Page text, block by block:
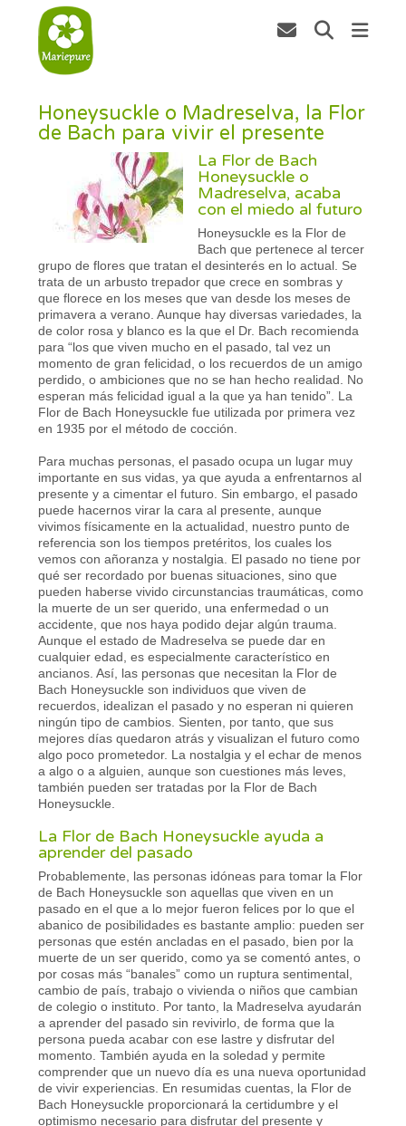
Honeysuckle o Madreselva, la Flor
de Bach para vivir el presente
La Flor de Bach
Honeysuckle o
Madreselva, acaba
con el miedo al futuro
Honeysuckle es la Flor de
Bach que pertenece al tercer
grupo de flores que tratan el desinterés en lo actual. Se
trata de un arbusto trepador que crece en sombras y
que florece en los meses que van desde los meses de
primavera a verano. Aunque hay diversas variedades, la
de color rosa y blanco es la que el Dr. Bach recomienda
para “los que viven mucho en el pasado, tal vez un
momento de gran felicidad, o los recuerdos de un amigo
perdido, o ambiciones que no se han hecho realidad. No
esperan más felicidad igual a la que ya han tenido”. La
Flor de Bach Honeysuckle fue utilizada por primera vez
en 1935 por el método de cocción.
Para muchas personas, el pasado ocupa un lugar muy
importante en sus vidas, ya que ayuda a enfrentarnos al
presente y a cimentar el futuro. Sin embargo, el pasado
puede hacernos virar la cara al presente, aunque
vivimos físicamente en la actualidad, nuestro punto de
referencia son los tiempos pretéritos, los cuales los
vemos con añoranza y nostalgia. El pasado no tiene por
qué ser recordado por buenas situaciones, sino que
pueden haberse vivido circunstancias traumáticas, como
la muerte de un ser querido, una enfermedad o un
accidente, que nos haya podido dejar algún trauma.
Aunque el estado de Madreselva se puede dar en
cualquier edad, es especialmente característico en
ancianos. Así, las personas que necesitan la Flor de
Bach Honeysuckle son individuos que viven de
recuerdos, idealizan el pasado y no esperan ni quieren
ningún tipo de cambios. Sienten, por tanto, que sus
mejores días quedaron atrás y visualizan el futuro como
algo poco prometedor. La nostalgia y el echar de menos
a algo o a alguien, aunque son cuestiones más leves,
también pueden ser tratadas por la Flor de Bach
Honeysuckle.
La Flor de Bach Honeysuckle ayuda a
aprender del pasado
Probablemente, las personas idóneas para tomar la Flor
de Bach Honeysuckle son aquellas que viven en un
pasado en el que a lo mejor fueron felices por lo que el
abanico de posibilidades es bastante amplio: pueden ser
personas que estén ancladas en el pasado, bien por la
muerte de un ser querido, como ya se comentó antes, o
por cosas más “banales” como un ruptura sentimental,
cambio de país, trabajo o vivienda o niños que cambian
de colegio o instituto. Por tanto, la Madreselva ayudarán
a aprender del pasado sin revivirlo, de forma que la
persona pueda acabar con ese lastre y disfrutar del
momento. También ayuda en la soledad y permite
comprender que un nuevo día es una nueva oportunidad
de vivir experiencias. En resumidas cuentas, la Flor de
Bach Honeysuckle proporcionará la certidumbre y el
optimismo necesario para disfrutar del presente y